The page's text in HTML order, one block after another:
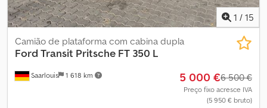
1 / 15
Saarlouis 1 618 km
Camião de plataforma com cabina dupla
Ford Transit Pritsche FT 350 L
5 000 €6 500 €
Preço fixo acresce IVA
(5 950 € bruto)